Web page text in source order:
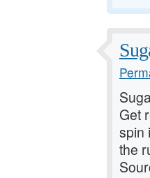
Get
spin
the